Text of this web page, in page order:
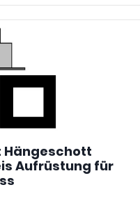
Hängeschott
Aufrüstung für